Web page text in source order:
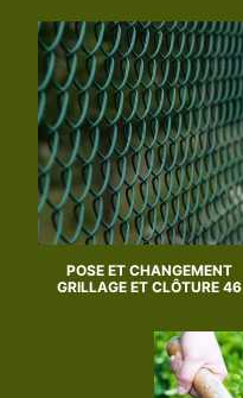
POSE ET CHANGEMENT
GRILLAGE ET CLÔTURE 46